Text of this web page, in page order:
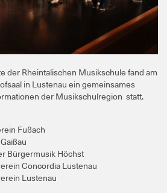
der Rheintalischen Musikschule fand am
in Lustenau ein gemeinsames
der Musikschulregion statt.
Fußach
Bürgermusik Höchst
Concordia Lustenau
Lustenau